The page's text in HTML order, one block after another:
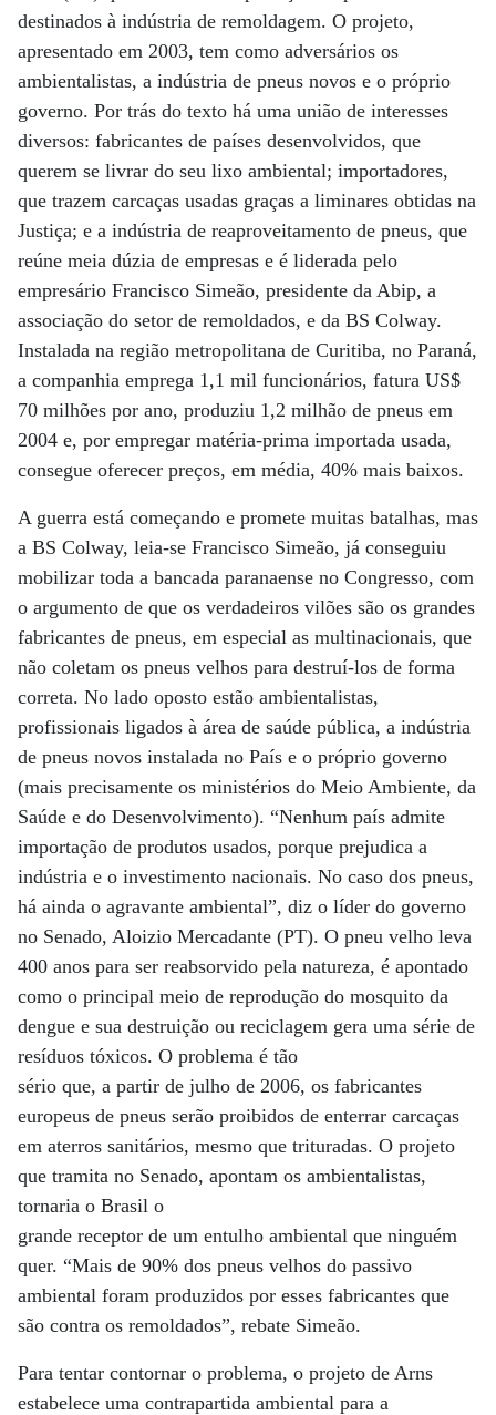
destinados à indústria de remoldagem. O projeto,
apresentado em 2003, tem como adversários os
ambientalistas, a indústria de pneus novos e o próprio
governo. Por trás do texto há uma união de interesses
diversos: fabricantes de países desenvolvidos, que
querem se livrar do seu lixo ambiental; importadores,
que trazem carcaças usadas graças a liminares obtidas na
Justiça; e a indústria de reaproveitamento de pneus, que
reúne meia dúzia de empresas e é liderada pelo
empresário Francisco Simeão, presidente da Abip, a
associação do setor de remoldados, e da BS Colway.
Instalada na região metropolitana de Curitiba, no Paraná,
a companhia emprega 1,1 mil funcionários, fatura US$
70 milhões por ano, produziu 1,2 milhão de pneus em
2004 e, por empregar matéria-prima importada usada,
consegue oferecer preços, em média, 40% mais baixos.
A guerra está começando e promete muitas batalhas, mas
a BS Colway, leia-se Francisco Simeão, já conseguiu
mobilizar toda a bancada paranaense no Congresso, com
o argumento de que os verdadeiros vilões são os grandes
fabricantes de pneus, em especial as multinacionais, que
não coletam os pneus velhos para destruí-los de forma
correta. No lado oposto estão ambientalistas,
profissionais ligados à área de saúde pública, a indústria
de pneus novos instalada no País e o próprio governo
(mais precisamente os ministérios do Meio Ambiente, da
Saúde e do Desenvolvimento). “Nenhum país admite
importação de produtos usados, porque prejudica a
indústria e o investimento nacionais. No caso dos pneus,
há ainda o agravante ambiental”, diz o líder do governo
no Senado, Aloizio Mercadante (PT). O pneu velho leva
400 anos para ser reabsorvido pela natureza, é apontado
como o principal meio de reprodução do mosquito da
dengue e sua destruição ou reciclagem gera uma série de
resíduos tóxicos. O problema é tão
sério que, a partir de julho de 2006, os fabricantes
europeus de pneus serão proibidos de enterrar carcaças
em aterros sanitários, mesmo que trituradas. O projeto
que tramita no Senado, apontam os ambientalistas,
tornaria o Brasil o
grande receptor de um entulho ambiental que ninguém
quer. “Mais de 90% dos pneus velhos do passivo
ambiental foram produzidos por esses fabricantes que
são contra os remoldados”, rebate Simeão.
Para tentar contornar o problema, o projeto de Arns
estabelece uma contrapartida ambiental para a